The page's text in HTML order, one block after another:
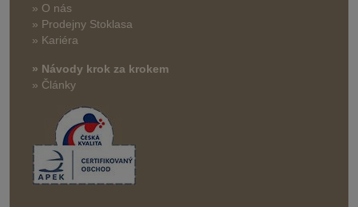
» O nás
» Prodejny Stoklasa
» Kariéra
» Návody krok za krokem
» Články